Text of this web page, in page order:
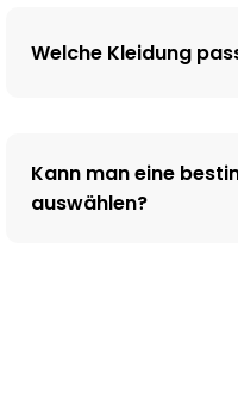
Welche Kleidung
Kann man eine
auswählen?